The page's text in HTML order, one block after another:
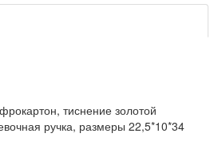
тиснение золотой
ручка, размеры 22,5*10*34